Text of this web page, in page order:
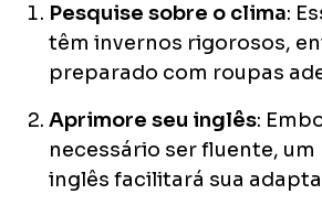
Pesquise sobre o clima:
têm invernos rigorosos,
preparado com roupas
Aprimore seu inglês:
necessário ser fluente, um
inglês facilitará sua